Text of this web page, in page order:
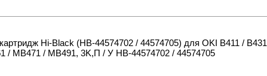
Hi-Black (HB-44574702 / 44574705) для OKI B411 / B431
/ MB471 / MB491, 3K,П / У HB-44574702 / 44574705